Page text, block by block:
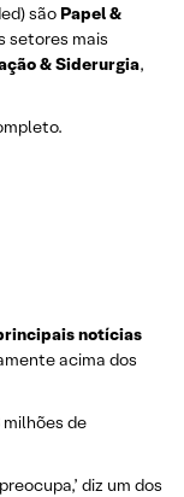
são Papel &
setores mais
& Siderurgia,
notícias
acima dos
de
diz um dos